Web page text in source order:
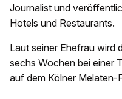
Journalist und
Hotels und Restaurants.
Laut seiner Ehefrau wird
sechs Wochen bei einer
auf dem Kölner